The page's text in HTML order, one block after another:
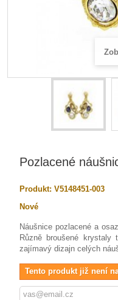
Pozlacené
Produkt: V5148451-003
Nové
Náušnice pozlacené a
Různě broušené
zajímavý dizajn celých
Tento produkt již není